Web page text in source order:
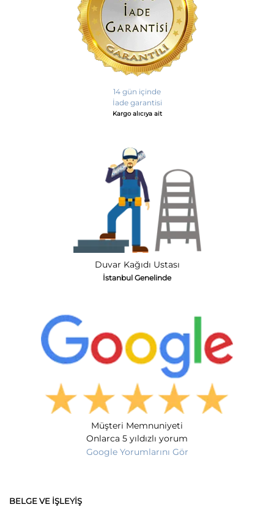
14 gün içinde
İade garantisi
Kargo alıcıya ait
Duvar Kağıdı Ustası
İstanbul Genelinde
Müşteri Memnuniyeti
Onlarca 5 yıldızlı yorum
Google Yorumlarını Gör
BELGE VE İŞLEYIŞ